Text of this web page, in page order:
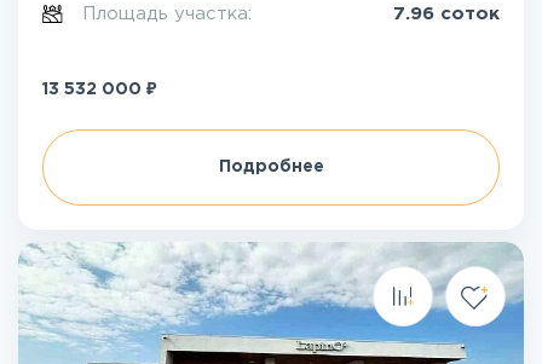
Площадь участка: 7.96 соток
13 532 000 ₽
Подробнее